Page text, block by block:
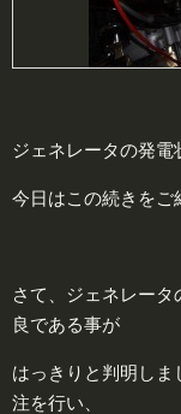
ジェネレータの発電
今日はこの続きをご
さて、ジェネレー
良である事が
はっきりと判明し
注を行い、